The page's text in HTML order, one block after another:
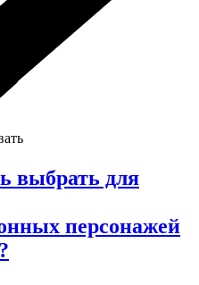
выбрать для
персонажей